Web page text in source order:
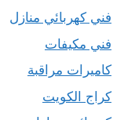
فني كهربائي منازل
فني مكيفات
كاميرات مراقبة
كراج الكويت